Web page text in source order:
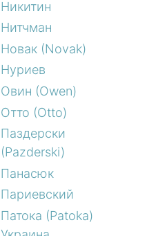
Никитин
Нитчман
Новак (Novak)
Нуриев
Овин (Owen)
Отто (Otto)
Паздерски
(Pazderski)
Панасюк
Париевский
Патока (Patoka)